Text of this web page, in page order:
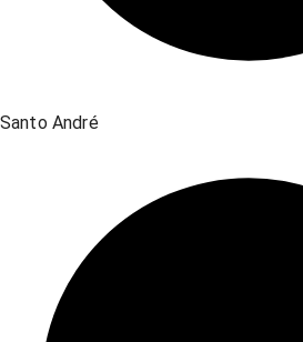
Santo André